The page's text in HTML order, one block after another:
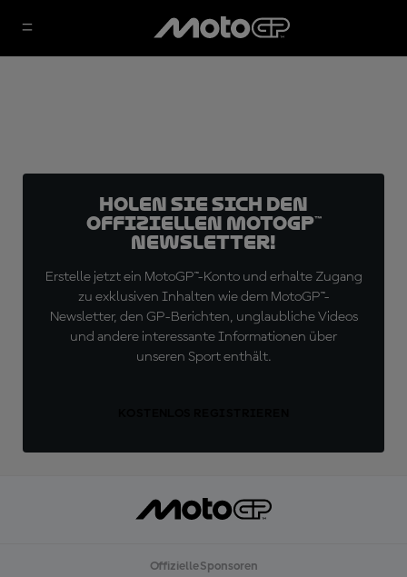
Holen Sie sich den
offiziellen MotoGP™
Newsletter!
Erstelle jetzt ein MotoGP™-Konto und erhalte Zugang
zu exklusiven Inhalten wie dem MotoGP™-
Newsletter, den GP-Berichten, unglaubliche Videos
und andere interessante Informationen über
unseren Sport enthält.
Offizielle Sponsoren